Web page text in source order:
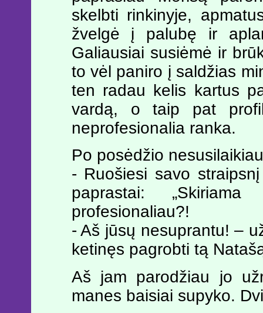
skelbti rinkinyje,
žvelgė į palubę ir
Galiausiai susiėmė ir
to vėl paniro į saldžias
ten radau kelis kartus
vardą, o taip pat
neprofesionalia ranka.
Po posėdžio
- Ruošiesi savo
paprastai:
profesionaliau?!
- Aš jūsų nesuprantu! –
ketinęs pagrobti tą
Aš jam parodžiau jo
manes baisiai supyko.